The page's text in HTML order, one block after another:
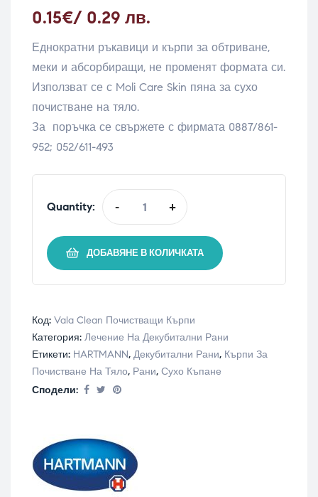
0.15€/ 0.29 лв.
Еднократни ръкавици и кърпи за обтриване,
меки и абсорбиращи, не променят формата си.
Използват се с Moli Care Skin пяна за сухо
почистване на тяло.
За поръчка се свържете с фирмата 0887/861-
952; 052/611-493
Quantity: - +
ДОБАВЯНЕ В КОЛИЧКАТА
Код: Vala Clean Почистващи Кърпи
Категория: Лечение На Декубитални Рани
Етикети: HARTMANN, Декубитални Рани, Кърпи За
Почистване На Тяло, Рани, Сухо Къпане
Сподели: